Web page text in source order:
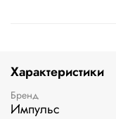
Характеристики
Бренд
Импульс